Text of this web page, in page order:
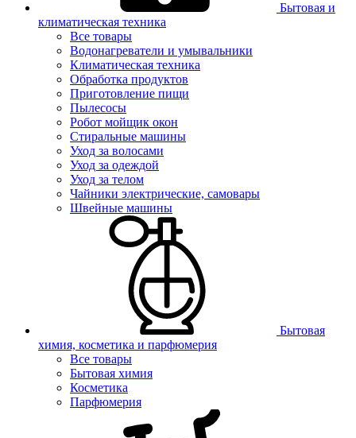
Бытовая и
климатическая техника
Все товары
Водонагреватели и умывальники
Климатическая техника
Обработка продуктов
Приготовление пищи
Пылесосы
Робот мойщик окон
Стиральные машины
Уход за волосами
Уход за одеждой
Уход за телом
Чайники электрические, самовары
Швейные машины
Бытовая
химия, косметика и парфюмерия
Все товары
Бытовая химия
Косметика
Парфюмерия